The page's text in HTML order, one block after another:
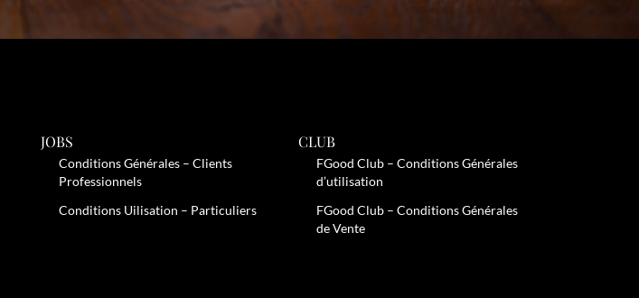
JOBS
Conditions Générales – Clients
Professionnels
Conditions Uilisation – Particuliers
CLUB
FGood Club – Conditions Générales
d’utilisation
FGood Club – Conditions Générales
de Vente